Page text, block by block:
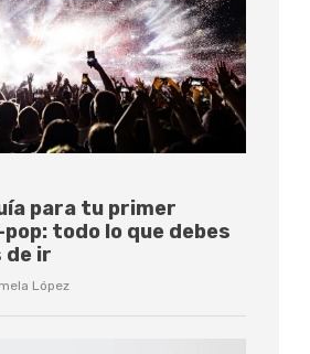
para tu primer
todo lo que debes
de ir
López